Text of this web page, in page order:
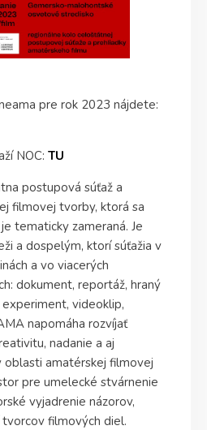
pre rok 2023 nájdete:
NOC: TU
postupová súťaž a
filmovej tvorby, ktorá sa
tematicky zameraná. Je
a dospelým, ktorí súťažia v
a vo viacerých
dokument, reportáž, hraný
videoklip,
napomáha rozvíjať
nadanie a aj
oblasti amatérskej filmovej
pre umelecké stvárnenie
vyjadrenie názorov,
filmových diel.